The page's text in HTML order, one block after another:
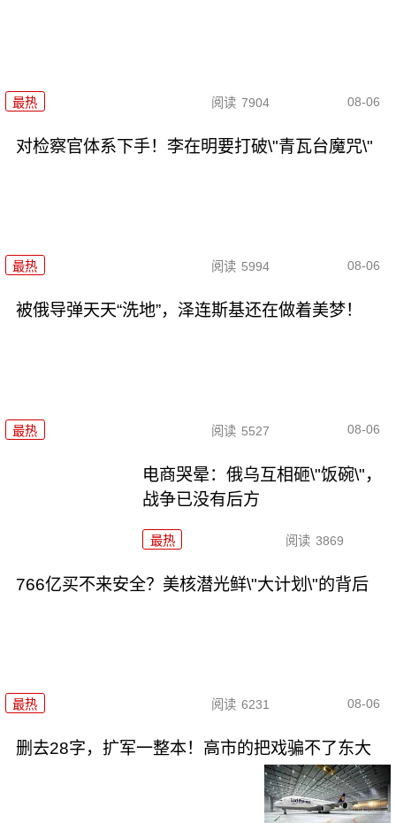
最热 阅读 7904 08-06
对检察官体系下手！李在明要打破\"青瓦台魔咒\"
最热 阅读 5994 08-06
被俄导弹天天“洗地”，泽连斯基还在做着美梦！
最热 阅读 5527 08-06
电商哭晕：俄乌互相砸\"饭碗\"，
战争已没有后方
最热 阅读 3869
766亿买不来安全？美核潜光鲜\"大计划\"的背后
最热 阅读 6231 08-06
删去28字，扩军一整本！高市的把戏骗不了东大